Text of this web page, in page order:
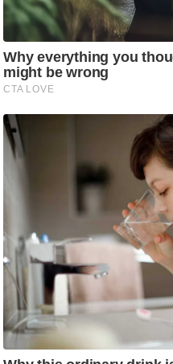
g
e
w
s
ला
इ
फ
टे
क्नॉ
लॉ
जी
ब्यू
टी